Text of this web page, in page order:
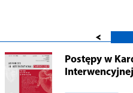
<
Postępy w
Interwencyjnej